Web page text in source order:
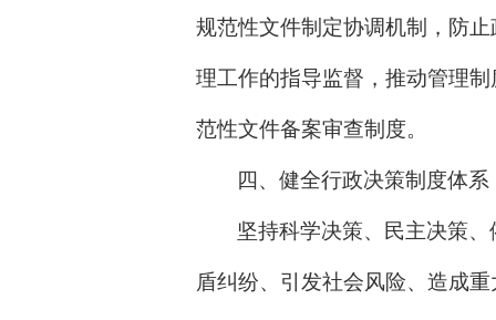
规范性文件制定协调机制，防
理工作的指导监督，推动管理
范性文件备案审查制度。
四、健全行政决策制度体
坚持科学决策、民主决策
盾纠纷、引发社会风险、造成